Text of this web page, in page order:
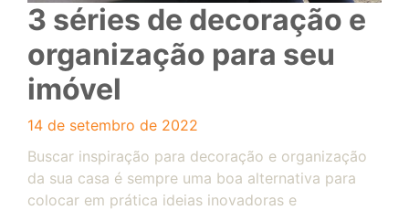
3 séries de decoração e
organização para seu
imóvel
14 de setembro de 2022
Buscar inspiração para decoração e organização
da sua casa é sempre uma boa alternativa para
colocar em prática ideias inovadoras e